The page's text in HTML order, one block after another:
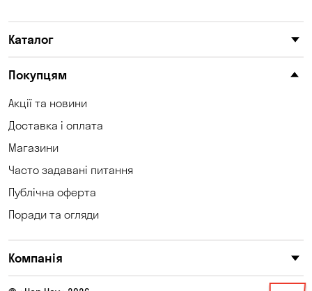
Каталог
Покупцям
Акції та новини
Доставка і оплата
Магазини
Часто задавані питання
Публічна оферта
Поради та огляди
Компанія